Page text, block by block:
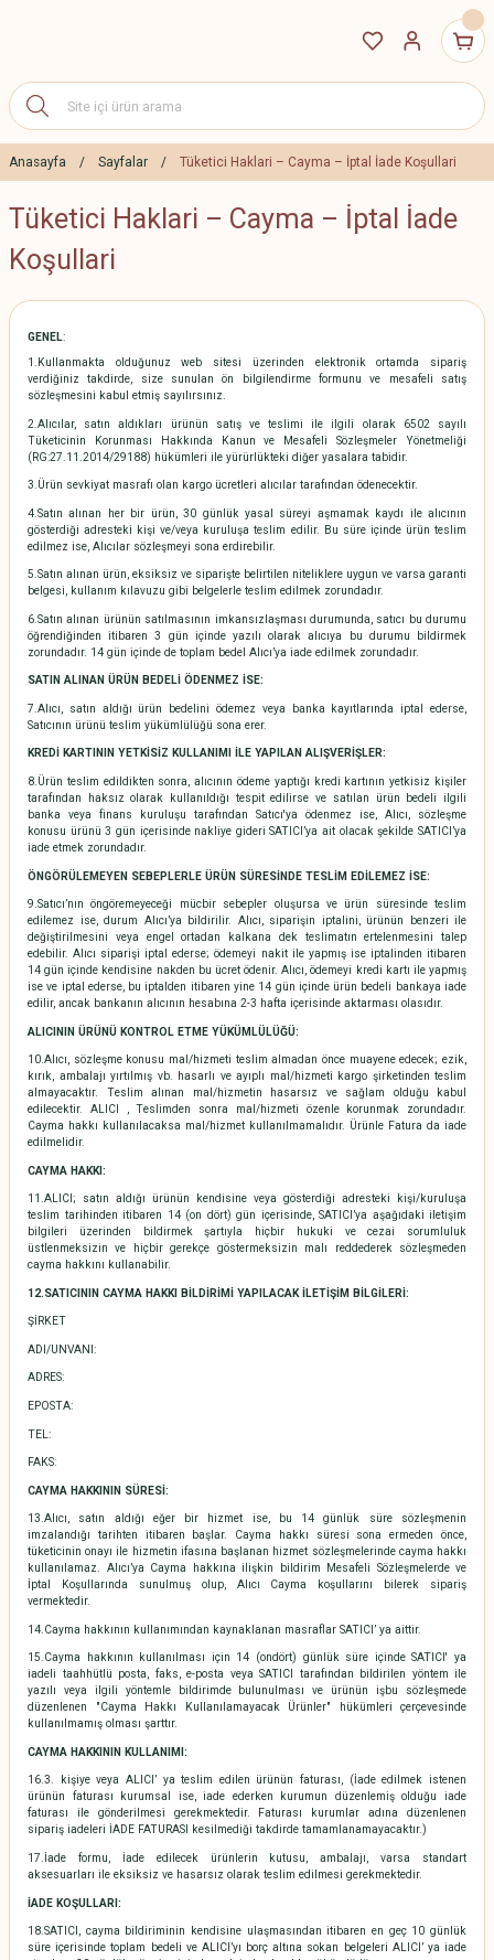
Anasayfa Sayfalar Tüketici Haklari – Cayma – İptal İade Koşullari
Tüketici Haklari – Cayma – İptal İade
Koşullari
GENEL:
1.Kullanmakta olduğunuz web sitesi üzerinden elektronik ortamda sipariş
verdiğiniz takdirde, size sunulan ön bilgilendirme formunu ve mesafeli satış
sözleşmesini kabul etmiş sayılırsınız.
2.Alıcılar, satın aldıkları ürünün satış ve teslimi ile ilgili olarak 6502 sayılı
Tüketicinin Korunması Hakkında Kanun ve Mesafeli Sözleşmeler Yönetmeliği
(RG:27.11.2014/29188) hükümleri ile yürürlükteki diğer yasalara tabidir.
3.Ürün sevkiyat masrafı olan kargo ücretleri alıcılar tarafından ödenecektir.
4.Satın alınan her bir ürün, 30 günlük yasal süreyi aşmamak kaydı ile alıcının
gösterdiği adresteki kişi ve/veya kuruluşa teslim edilir. Bu süre içinde ürün teslim
edilmez ise, Alıcılar sözleşmeyi sona erdirebilir.
5.Satın alınan ürün, eksiksiz ve siparişte belirtilen niteliklere uygun ve varsa garanti
belgesi, kullanım kılavuzu gibi belgelerle teslim edilmek zorundadır.
6.Satın alınan ürünün satılmasının imkansızlaşması durumunda, satıcı bu durumu
öğrendiğinden itibaren 3 gün içinde yazılı olarak alıcıya bu durumu bildirmek
zorundadır. 14 gün içinde de toplam bedel Alıcı’ya iade edilmek zorundadır.
SATIN ALINAN ÜRÜN BEDELİ ÖDENMEZ İSE:
7.Alıcı, satın aldığı ürün bedelini ödemez veya banka kayıtlarında iptal ederse,
Satıcının ürünü teslim yükümlülüğü sona erer.
KREDİ KARTININ YETKİSİZ KULLANIMI İLE YAPILAN ALIŞVERİŞLER:
8.Ürün teslim edildikten sonra, alıcının ödeme yaptığı kredi kartının yetkisiz kişiler
tarafından haksız olarak kullanıldığı tespit edilirse ve satılan ürün bedeli ilgili
banka veya finans kuruluşu tarafından Satıcı'ya ödenmez ise, Alıcı, sözleşme
konusu ürünü 3 gün içerisinde nakliye gideri SATICI’ya ait olacak şekilde SATICI’ya
iade etmek zorundadır.
ÖNGÖRÜLEMEYEN SEBEPLERLE ÜRÜN SÜRESİNDE TESLİM EDİLEMEZ İSE:
9.Satıcı’nın öngöremeyeceği mücbir sebepler oluşursa ve ürün süresinde teslim
edilemez ise, durum Alıcı’ya bildirilir. Alıcı, siparişin iptalini, ürünün benzeri ile
değiştirilmesini veya engel ortadan kalkana dek teslimatın ertelenmesini talep
edebilir. Alıcı siparişi iptal ederse; ödemeyi nakit ile yapmış ise iptalinden itibaren
14 gün içinde kendisine nakden bu ücret ödenir. Alıcı, ödemeyi kredi kartı ile yapmış
ise ve iptal ederse, bu iptalden itibaren yine 14 gün içinde ürün bedeli bankaya iade
edilir, ancak bankanın alıcının hesabına 2-3 hafta içerisinde aktarması olasıdır.
ALICININ ÜRÜNÜ KONTROL ETME YÜKÜMLÜLÜĞÜ:
10.Alıcı, sözleşme konusu mal/hizmeti teslim almadan önce muayene edecek; ezik,
kırık, ambalajı yırtılmış vb. hasarlı ve ayıplı mal/hizmeti kargo şirketinden teslim
almayacaktır. Teslim alınan mal/hizmetin hasarsız ve sağlam olduğu kabul
edilecektir. ALICI , Teslimden sonra mal/hizmeti özenle korunmak zorundadır.
Cayma hakkı kullanılacaksa mal/hizmet kullanılmamalıdır. Ürünle Fatura da iade
edilmelidir.
CAYMA HAKKI:
11.ALICI; satın aldığı ürünün kendisine veya gösterdiği adresteki kişi/kuruluşa
teslim tarihinden itibaren 14 (on dört) gün içerisinde, SATICI’ya aşağıdaki iletişim
bilgileri üzerinden bildirmek şartıyla hiçbir hukuki ve cezai sorumluluk
üstlenmeksizin ve hiçbir gerekçe göstermeksizin malı reddederek sözleşmeden
cayma hakkını kullanabilir.
12.SATICININ CAYMA HAKKI BİLDİRİMİ YAPILACAK İLETİŞİM BİLGİLERİ:
ŞİRKET
ADI/UNVANI:
ADRES:
EPOSTA:
TEL:
FAKS:
CAYMA HAKKININ SÜRESİ:
13.Alıcı, satın aldığı eğer bir hizmet ise, bu 14 günlük süre sözleşmenin
imzalandığı tarihten itibaren başlar. Cayma hakkı süresi sona ermeden önce,
tüketicinin onayı ile hizmetin ifasına başlanan hizmet sözleşmelerinde cayma hakkı
kullanılamaz. Alıcı’ya Cayma hakkına ilişkin bildirim Mesafeli Sözleşmelerde ve
İptal Koşullarında sunulmuş olup, Alıcı Cayma koşullarını bilerek sipariş
vermektedir.
14.Cayma hakkının kullanımından kaynaklanan masraflar SATICI’ ya aittir.
15.Cayma hakkının kullanılması için 14 (ondört) günlük süre içinde SATICI' ya
iadeli taahhütlü posta, faks, e-posta veya SATICI tarafından bildirilen yöntem ile
yazılı veya ilgili yöntemle bildirimde bulunulması ve ürünün işbu sözleşmede
düzenlenen "Cayma Hakkı Kullanılamayacak Ürünler" hükümleri çerçevesinde
kullanılmamış olması şarttır.
CAYMA HAKKININ KULLANIMI:
16.3. kişiye veya ALICI’ ya teslim edilen ürünün faturası, (İade edilmek istenen
ürünün faturası kurumsal ise, iade ederken kurumun düzenlemiş olduğu iade
faturası ile gönderilmesi gerekmektedir. Faturası kurumlar adına düzenlenen
sipariş iadeleri İADE FATURASI kesilmediği takdirde tamamlanamayacaktır.)
17.İade formu, İade edilecek ürünlerin kutusu, ambalajı, varsa standart
aksesuarları ile eksiksiz ve hasarsız olarak teslim edilmesi gerekmektedir.
İADE KOŞULLARI:
18.SATICI, cayma bildiriminin kendisine ulaşmasından itibaren en geç 10 günlük
süre içerisinde toplam bedeli ve ALICI’yı borç altına sokan belgeleri ALICI’ ya iade